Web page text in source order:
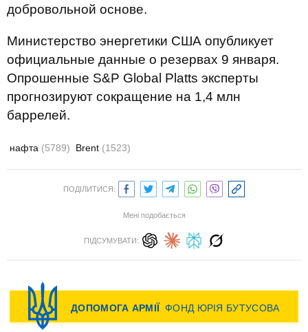
добровольной основе.
Министерство энергетики США опубликует
официальные данные о резервах 9 января.
Опрошенные S&P Global Platts эксперты
прогнозируют сокращение на 1,4 млн
баррелей.
нафта (5789) Brent (1523)
ПОДІЛИТИСЯ:
Мені подобається
ПІДСУМУВАТИ: